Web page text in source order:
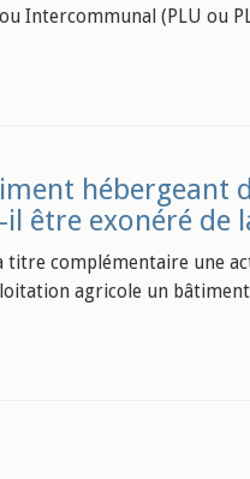
Intercommunal (PLU ou
hébergeant
être exonéré de
titre complémentaire une
agricole un bâtiment